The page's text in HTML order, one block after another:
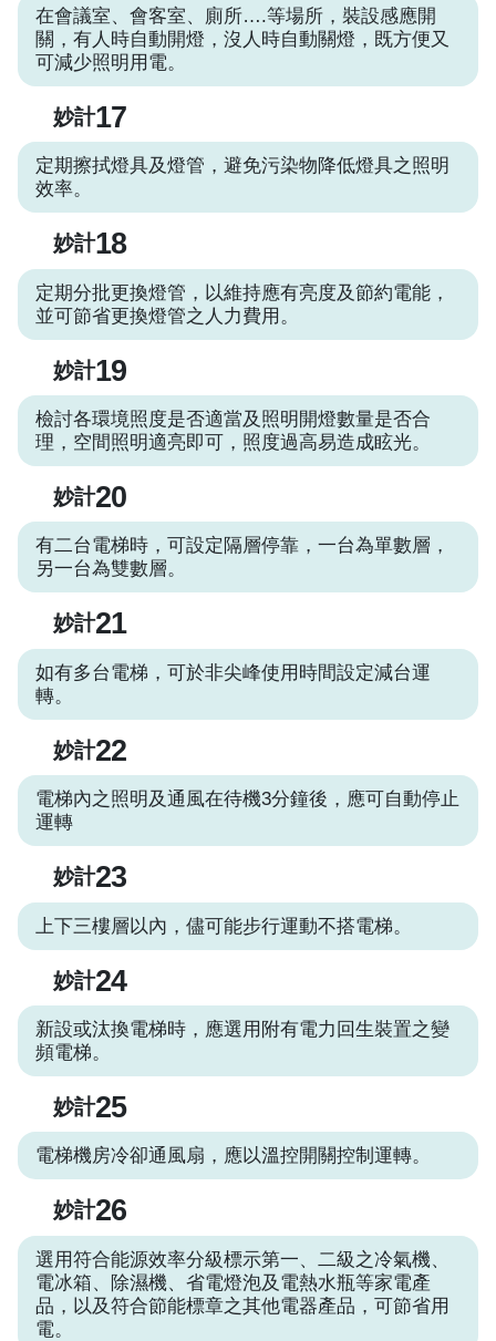
在會議室、會客室、廁所….等場所，裝設感應開
關，有人時自動開燈，沒人時自動關燈，既方便又
可減少照明用電。
妙計17
定期擦拭燈具及燈管，避免污染物降低燈具之照明
效率。
妙計18
定期分批更換燈管，以維持應有亮度及節約電能，
並可節省更換燈管之人力費用。
妙計19
檢討各環境照度是否適當及照明開燈數量是否合
理，空間照明適亮即可，照度過高易造成眩光。
妙計20
有二台電梯時，可設定隔層停靠，一台為單數層，
另一台為雙數層。
妙計21
如有多台電梯，可於非尖峰使用時間設定減台運
轉。
妙計22
電梯內之照明及通風在待機3分鐘後，應可自動停止
運轉
妙計23
上下三樓層以內，儘可能步行運動不搭電梯。
妙計24
新設或汰換電梯時，應選用附有電力回生裝置之變
頻電梯。
妙計25
電梯機房冷卻通風扇，應以溫控開關控制運轉。
妙計26
選用符合能源效率分級標示第一、二級之冷氣機、
電冰箱、除濕機、省電燈泡及電熱水瓶等家電產
品，以及符合節能標章之其他電器產品，可節省用
電。